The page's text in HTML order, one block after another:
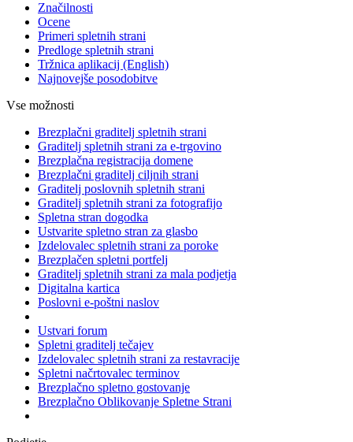
Značilnosti
Ocene
Primeri spletnih strani
Predloge spletnih strani
Tržnica aplikacij (English)
Najnovejše posodobitve
Vse možnosti
Brezplačni graditelj spletnih strani
Graditelj spletnih strani za e-trgovino
Brezplačna registracija domene
Brezplačni graditelj ciljnih strani
Graditelj poslovnih spletnih strani
Graditelj spletnih strani za fotografijo
Spletna stran dogodka
Ustvarite spletno stran za glasbo
Izdelovalec spletnih strani za poroke
Brezplačen spletni portfelj
Graditelj spletnih strani za mala podjetja
Digitalna kartica
Poslovni e-poštni naslov
Ustvari forum
Spletni graditelj tečajev
Izdelovalec spletnih strani za restavracije
Spletni načrtovalec terminov
Brezplačno spletno gostovanje
Brezplačno Oblikovanje Spletne Strani